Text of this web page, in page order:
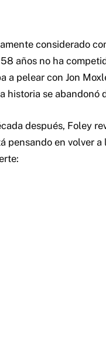
considerado
años no ha
a pelear con Jon
historia se
después, Foley
pensando en volver